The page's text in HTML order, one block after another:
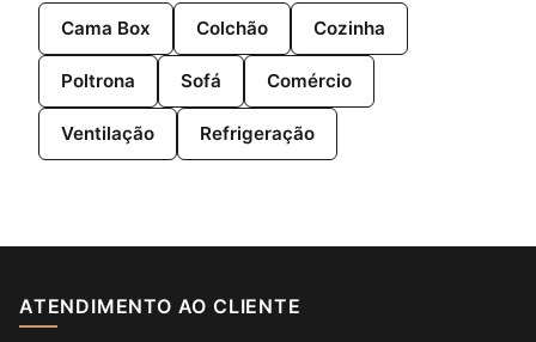
Cama Box Colchão Cozinha
Poltrona Sofá Comércio
Ventilação Refrigeração
ATENDIMENTO AO CLIENTE